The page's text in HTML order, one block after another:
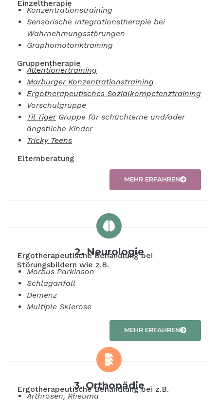
Einzeltherapie
Konzentrationstraining
Sensorische Integrationstherapie bei
Wahrnehmungsstörungen
Graphomotoriktraining
Gruppentherapie
Attentionertraining
Marburger Konzentrationstraining
Ergotherapeutisches Sozialkompetenztraining
Vorschulgruppe
Til Tiger Gruppe für schüchterne und/oder
ängstliche Kinder
Tricky Teens
Elternberatung
MEHR ERFAHREN
2. Neurologie
Ergotherapeutische Behandlung bei
Störungsbildern wie z.B.
Morbus Parkinson
Schlaganfall
Demenz
Multiple Sklerose
MEHR ERFAHREN
3. Orthopädie
Ergotherapeutische Behandlung bei z.B.
Arthrosen, Rheuma